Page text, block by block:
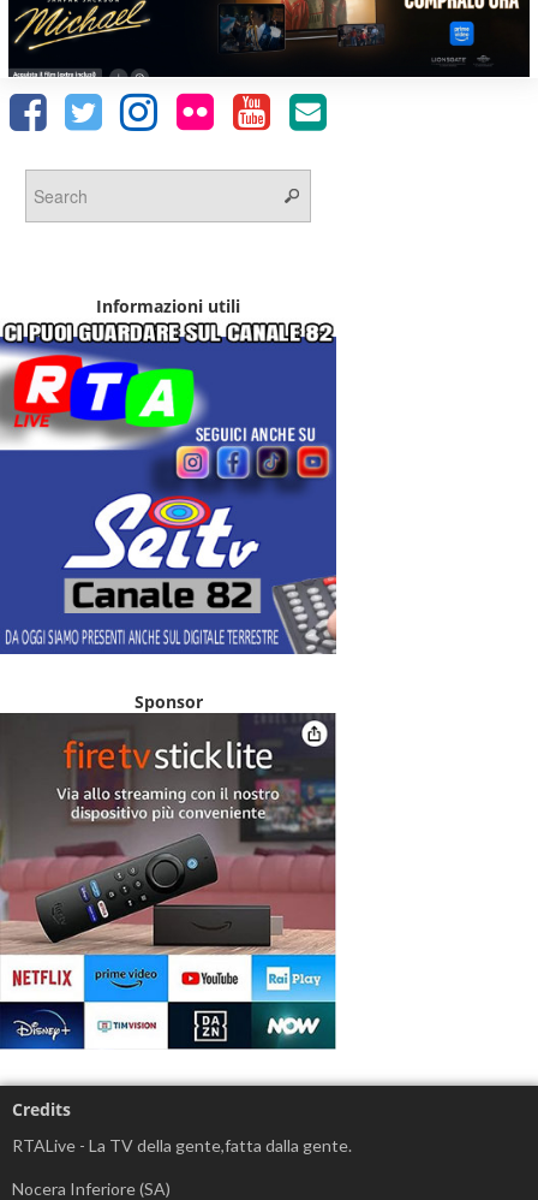
Informazioni utili
Sponsor
Credits
RTALive - La TV della gente,fatta dalla gente.
Nocera Inferiore (SA)